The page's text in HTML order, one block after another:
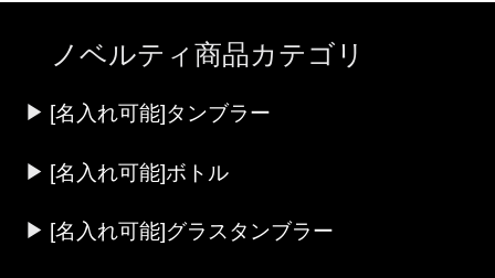
ノベルティ商品カテゴリ
[名入れ可能]タンブラー
[名入れ可能]ボトル
[名入れ可能]グラスタンブラー